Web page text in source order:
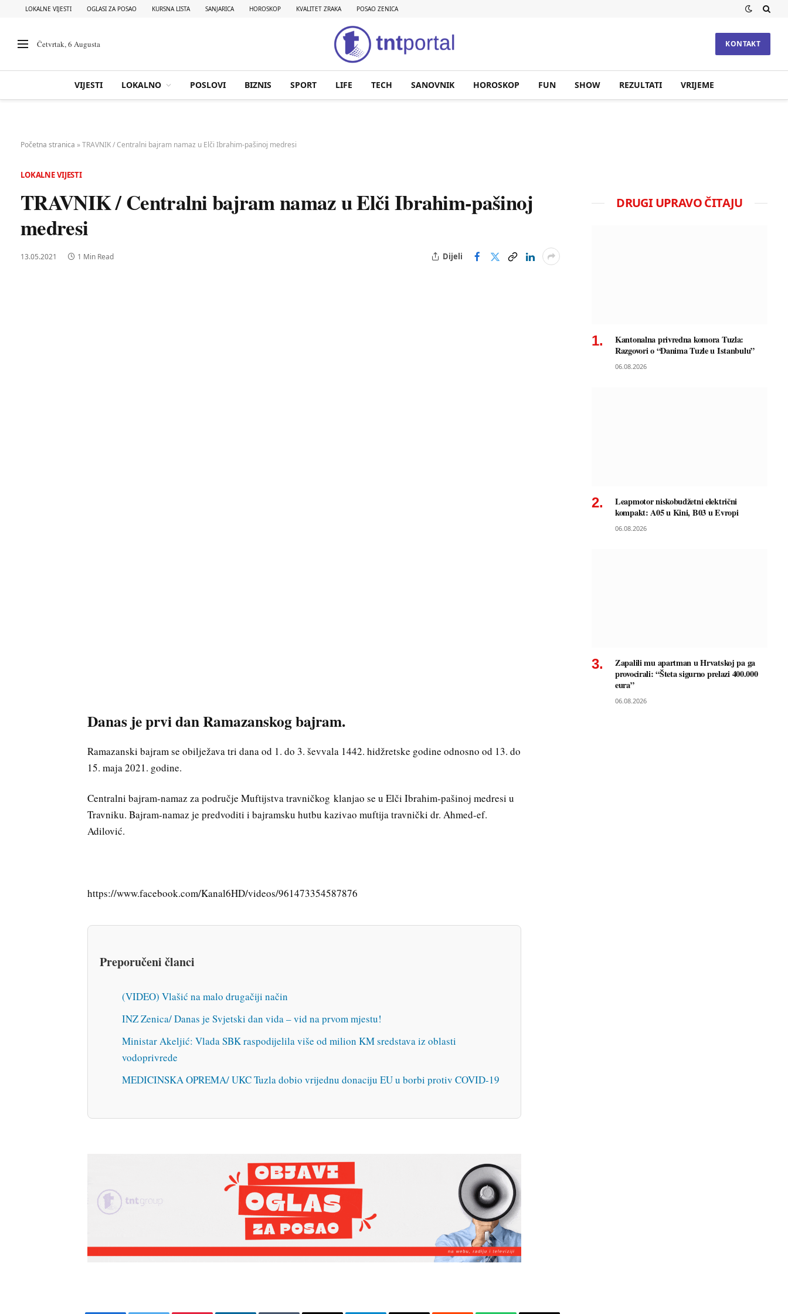
LOKALNE VIJESTI OGLASI ZA POSAO KURSNA LISTA SANJARICA HOROSKOP KVALITET ZRAKA POSAO ZENICA
Četvrtak, 6 Augusta KONTAKT
VIJESTI LOKALNO POSLOVI BIZNIS SPORT LIFE TECH SANOVNIK HOROSKOP FUN SHOW REZULTATI VRIJEME
Početna stranica »TRAVNIK / Centralni bajram namaz u Elči Ibrahim-pašinoj medresi
LOKALNE VIJESTI
TRAVNIK / Centralni bajram namaz u Elči Ibrahim-pašinoj
medresi
13.05.2021 1 Min Read Dijeli
Danas je prvi dan Ramazanskog bajram.
Ramazanski bajram se obilježava tri dana od 1. do 3. ševvala 1442. hidžretske godine odnosno od 13. do
15. maja 2021. godine.
Centralni bajram-namaz za područje Muftijstva travničkog klanjao se u Elči Ibrahim-pašinoj medresi u
Travniku. Bajram-namaz je predvoditi i bajramsku hutbu kazivao muftija travnički dr. Ahmed-ef.
Adilović.
https://www.facebook.com/Kanal6HD/videos/961473354587876
Preporučeni članci
(VIDEO) Vlašić na malo drugačiji način
INZ Zenica/ Danas je Svjetski dan vida – vid na prvom mjestu!
Ministar Akeljić: Vlada SBK raspodijelila više od milion KM sredstava iz oblasti
vodoprivrede
MEDICINSKA OPREMA/ UKC Tuzla dobio vrijednu donaciju EU u borbi protiv COVID-19
DRUGI UPRAVO ČITAJU
Kantonalna privredna komora Tuzla:
Razgovori o “Danima Tuzle u Istanbulu”
06.08.2026
Leapmotor niskobudžetni električni
kompakt: A05 u Kini, B03 u Evropi
06.08.2026
Zapalili mu apartman u Hrvatskoj pa ga
provocirali: “Šteta sigurno prelazi 400.000
eura”
06.08.2026